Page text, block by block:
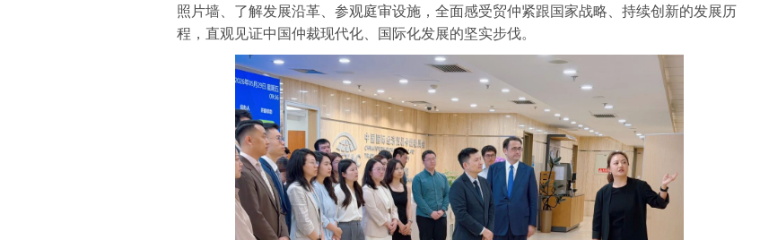
照片墙、了解发展沿革、参观庭审设施，全面感受贸仲紧跟国家战略、持续创新的发展历
程，直观见证中国仲裁现代化、国际化发展的坚实步伐。